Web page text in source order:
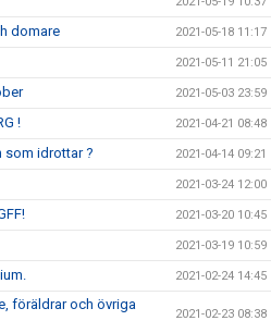
domare 2021-05-18 11:17
2021-05-11 21:05
2021-05-03 23:59
! 2021-04-21 08:48
som idrottar ? 2021-04-14 09:21
2021-03-24 12:00
2021-03-20 10:45
2021-03-19 10:59
2021-02-24 14:45
föräldrar och övriga
2021-02-23 08:38